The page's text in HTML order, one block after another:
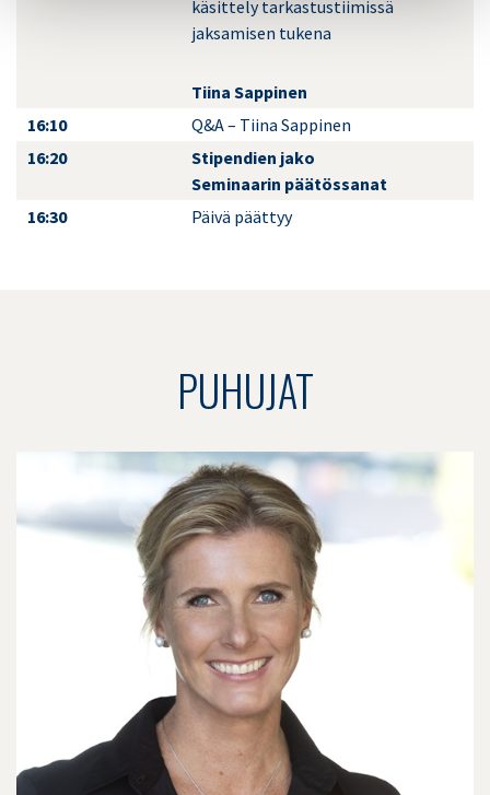
käsittely tarkastustiimissä
jaksamisen tukena
Tiina Sappinen
16:10
Q&A – Tiina Sappinen
16:20
Stipendien jako
Seminaarin päätössanat
16:30
Päivä päättyy
PUHUJAT